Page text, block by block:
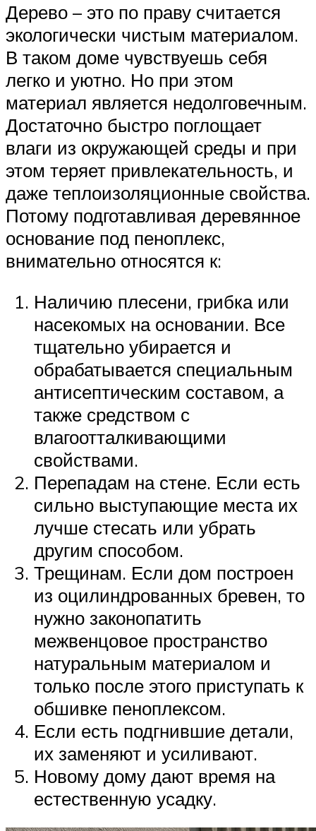
Дерево – это по праву считается
экологически чистым материалом.
В таком доме чувствуешь себя
легко и уютно. Но при этом
материал является недолговечным.
Достаточно быстро поглощает
влаги из окружающей среды и при
этом теряет привлекательность, и
даже теплоизоляционные свойства.
Потому подготавливая деревянное
основание под пеноплекс,
внимательно относятся к:
Наличию плесени, грибка или
насекомых на основании. Все
тщательно убирается и
обрабатывается специальным
антисептическим составом, а
также средством с
влагоотталкивающими
свойствами.
Перепадам на стене. Если есть
сильно выступающие места их
лучше стесать или убрать
другим способом.
Трещинам. Если дом построен
из оцилиндрованных бревен, то
нужно законопатить
межвенцовое пространство
натуральным материалом и
только после этого приступать к
обшивке пеноплексом.
Если есть подгнившие детали,
их заменяют и усиливают.
Новому дому дают время на
естественную усадку.